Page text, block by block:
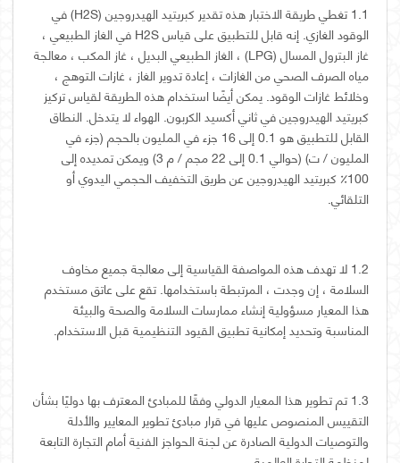
1.1 تغطي طريقة الاختبار هذه تقدير كبريتيد الهيدروجين (H2S) في
الوقود الغازي. إنه قابل للتطبيق على قياس H2S في الغاز الطبيعي ،
غاز البترول المسال (LPG) ، الغاز الطبيعي البديل ، غاز المكب ، معالجة
مياه الصرف الصحي من الغازات ، إعادة تدوير الغاز ، غازات التوهج ،
وخلائط غازات الوقود. يمكن أيضًا استخدام هذه الطريقة لقياس تركيز
كبريتيد الهيدروجين في ثاني أكسيد الكربون. الهواء لا يتدخل. النطاق
القابل للتطبيق هو 0.1 إلى 16 جزء في المليون بالحجم (جزء في
المليون / ت) (حوالي 0.1 إلى 22 مجم / م 3) ويمكن تمديده إلى
100٪ كبريتيد الهيدروجين عن طريق التخفيف الحجمي اليدوي أو
التلقائي.
1.2 لا تهدف هذه المواصفة القياسية إلى معالجة جميع مخاوف
السلامة ، إن وجدت ، المرتبطة باستخدامها. تقع على عاتق مستخدم
هذا المعيار مسؤولية إنشاء ممارسات السلامة والصحة والبيئة
المناسبة وتحديد إمكانية تطبيق القيود التنظيمية قبل الاستخدام.
1.3 تم تطوير هذا المعيار الدولي وفقًا للمبادئ المعترف بها دوليًا بشأن
التقييس المنصوص عليها في قرار مبادئ تطوير المعايير والأدلة
والتوصيات الدولية الصادرة عن لجنة الحواجز الفنية أمام التجارة التابعة